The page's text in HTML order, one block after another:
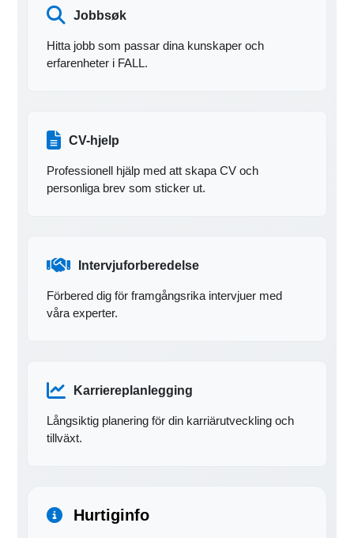
Jobbsøk
Hitta jobb som passar dina kunskaper och
erfarenheter i FALL.
CV-hjelp
Professionell hjälp med att skapa CV och
personliga brev som sticker ut.
Intervjuforberedelse
Förbered dig för framgångsrika intervjuer med
våra experter.
Karriereplanlegging
Långsiktig planering för din karriärutveckling och
tillväxt.
Hurtiginfo